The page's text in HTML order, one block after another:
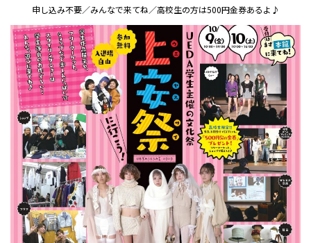
申し込み不要／みんなで来てね／高校生の方は500円金券あるよ♪